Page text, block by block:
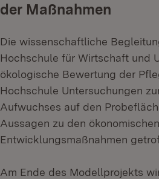
der Maßnahmen
Die wissenschaftliche
Hochschule für Wirtschaft und
ökologische Bewertung der
Hochschule Untersuchungen
Aufwuchses auf den
Aussagen zu den
Entwicklungsmaßnahmen
Am Ende des Modellprojekts